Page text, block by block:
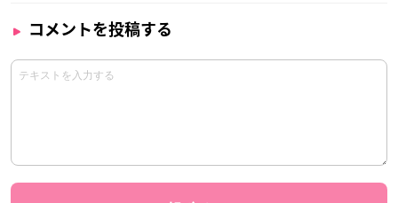
コメントを投稿する